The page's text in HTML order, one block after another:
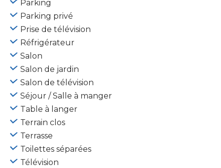
Parking
Parking privé
Prise de télévision
Réfrigérateur
Salon
Salon de jardin
Salon de télévision
Séjour / Salle à manger
Table à langer
Terrain clos
Terrasse
Toilettes séparées
Télévision